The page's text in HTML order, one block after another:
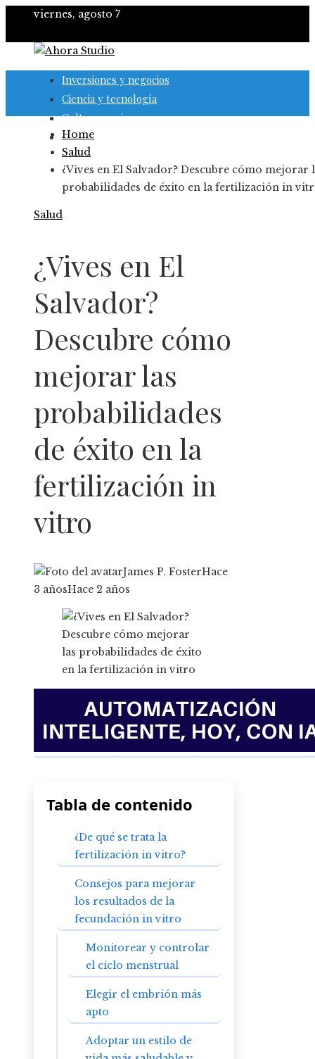
viernes, agosto 7
Inversiones y negocios
Ciencia y tecnología
Cultura y ocio
Responsabilidad social
Home
Salud
¿Vives en El Salvador? Descubre cómo mejorar
probabilidades de éxito en la fertilización in
Salud
¿Vives en El
Salvador?
Descubre cómo
mejorar las
probabilidades
de éxito en la
fertilización in
vitro
James P. FosterHace
3 añosHace 2 años
Tabla de contenido
¿De qué se trata la
fertilización in vitro?
Consejos para mejorar
los resultados de la
fecundación in vitro
Monitorear y controlar
el ciclo menstrual
Elegir el embrión más
apto
Adoptar un estilo de